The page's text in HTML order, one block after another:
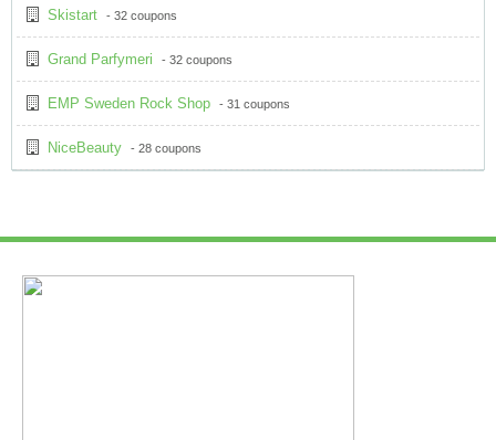
Skistart - 32 coupons
Grand Parfymeri - 32 coupons
EMP Sweden Rock Shop - 31 coupons
NiceBeauty - 28 coupons